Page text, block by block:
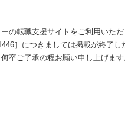
の転職支援サイトをご利用いただ
］につきましては掲載が終了し
卒ご了承の程お願い申し上げます